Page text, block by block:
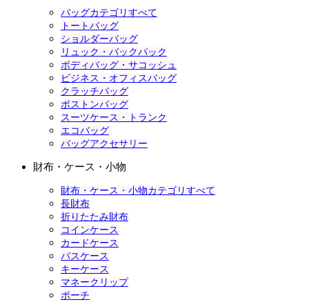
バッグカテゴリすべて
トートバッグ
ショルダーバッグ
リュック・バックパック
ボディバッグ・サコッシュ
ビジネス・オフィスバッグ
クラッチバッグ
ボストンバッグ
スーツケース・トランク
エコバッグ
バッグアクセサリー
財布・ケース・小物
財布・ケース・小物カテゴリすべて
長財布
折りたたみ財布
コインケース
カードケース
パスケース
キーケース
マネークリップ
ポーチ